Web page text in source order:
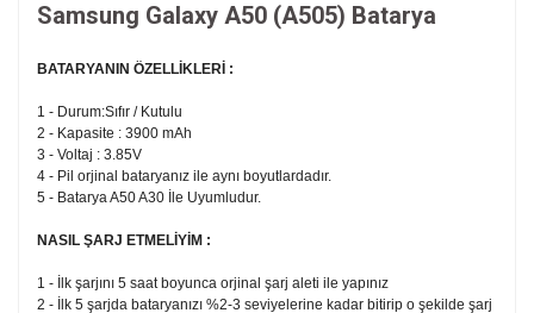
Samsung Galaxy A50 (A505) Batarya
BATARYANIN ÖZELLİKLERİ :
1 - Durum:Sıfır / Kutulu
2 - Kapasite : 3900 mAh
3 - Voltaj : 3.85V
4 - Pil orjinal bataryanız ile aynı boyutlardadır.
5 - Batarya A50 A30 İle Uyumludur.
NASIL ŞARJ ETMELİYİM :
1 - İlk şarjını 5 saat boyunca orjinal şarj aleti ile yapınız
2 -
İlk 5 şarjda bataryanızı %2-3 seviyelerine kadar bitirip o şekilde şarj